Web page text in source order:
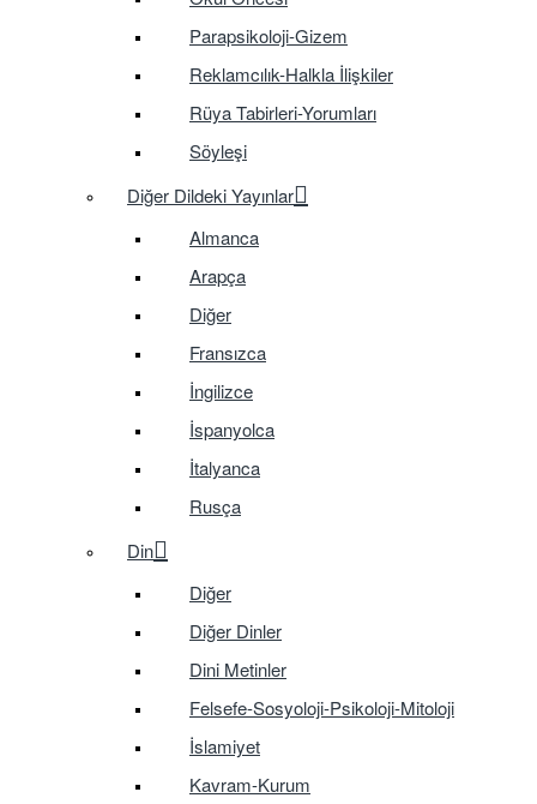
Parapsikoloji-Gizem
Reklamcılık-Halkla İlişkiler
Rüya Tabirleri-Yorumları
Söyleşi
Diğer Dildeki Yayınlar
Almanca
Arapça
Diğer
Fransızca
İngilizce
İspanyolca
İtalyanca
Rusça
Din
Diğer
Diğer Dinler
Dini Metinler
Felsefe-Sosyoloji-Psikoloji-Mitoloji
İslamiyet
Kavram-Kurum